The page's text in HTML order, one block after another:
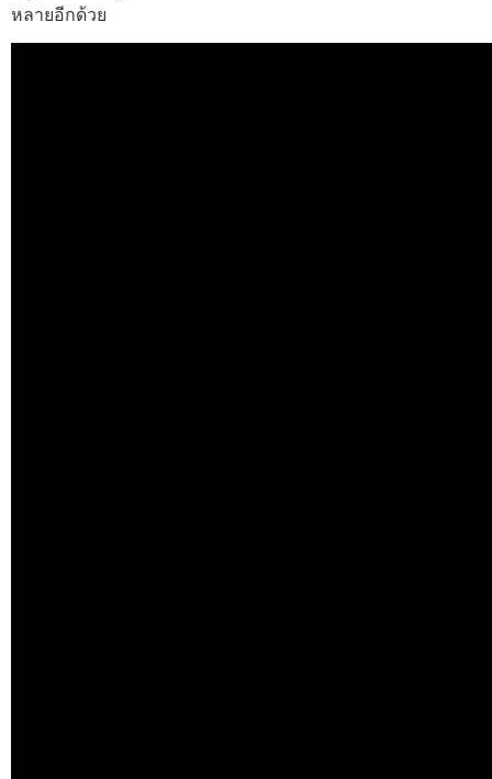
หลายอีกด้วย